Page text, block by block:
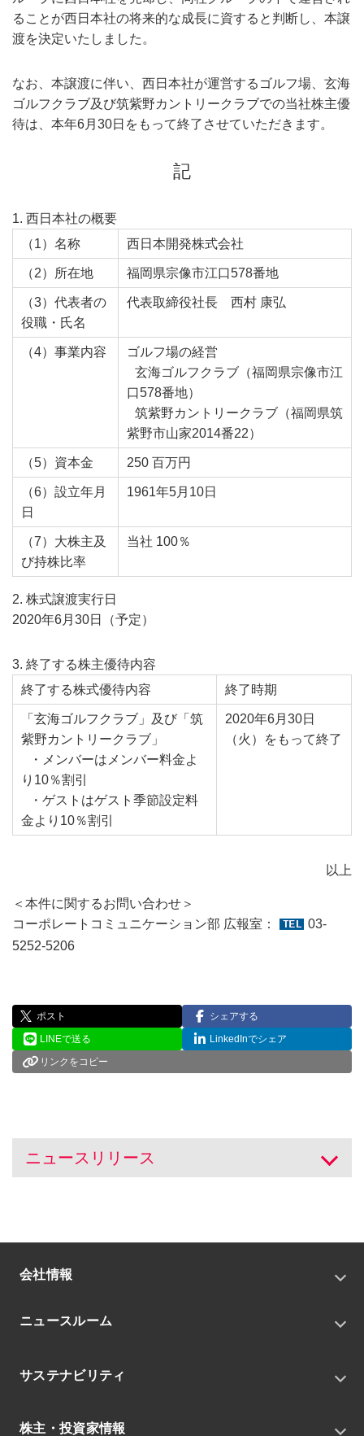
ることが西日本社の将来的な成長に資すると判断し、本譲
渡を決定いたしました。
なお、本譲渡に伴い、西日本社が運営するゴルフ場、玄海
ゴルフクラブ及び筑紫野カントリークラブでの当社株主優
待は、本年6月30日をもって終了させていただきます。
記
1. 西日本社の概要
（1）名称
西日本開発株式会社
（2）所在地 福岡県宗像市江口578番地
（3）代表者の
役職・氏名
代表取締役社長 西村 康弘
（4）事業内容
ゴルフ場の経営
玄海ゴルフクラブ（福岡県宗像市江
口578番地）
筑紫野カントリークラブ（福岡県筑
紫野市山家2014番22）
（5）資本金 250 百万円
（6）設立年月
日
1961年5月10日
（7）大株主及
び持株比率
当社 100％
2. 株式譲渡実行日
2020年6月30日（予定）
3. 終了する株主優待内容
終了する株式優待内容
終了時期
「玄海ゴルフクラブ」及び「筑
紫野カントリークラブ」
・メンバーはメンバー料金よ
り10％割引
・ゲストはゲスト季節設定料
金より10％割引
2020年6月30日
（火）をもって終了
以上
＜本件に関するお問い合わせ＞
コーポレートコミュニケーション部 広報室：
03-
5252-5206
ポスト
シェアする
LINEで送る
LinkedInでシェア
リンクをコピー
ニュースリリース 開く
会社情報
会社概要
中期経営戦略
役員
ニュースルーム
トピックス
IRニュース
サステナビリティ
環境
株主・投資家情報